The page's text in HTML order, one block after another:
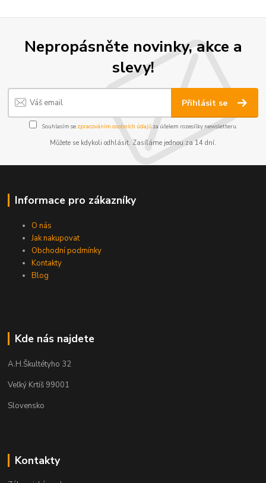
Nepropásněte novinky, akce a
slevy!
Přihlásit se
Souhlasím se zpracováním osobních údajůza účelem rozesílky newsletteru.
Můžete se kdykoli odhlásit. Zasíláme jednou za 14 dní.
Informace pro zákazníky
O nás
Jak nakupovat
Obchodní podmínky
Kontakty
Blog
Kde nás najdete
A.H.Škultétyho 32
Veľký Krtíš 99001
Slovensko
Kontakty